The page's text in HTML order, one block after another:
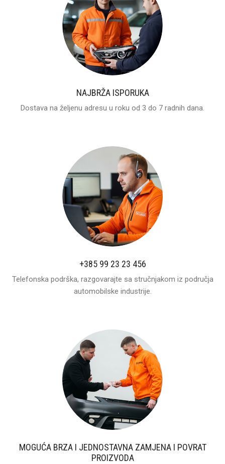
NAJBRŽA ISPORUKA
Dostava na željenu adresu u roku od 3 do 7 radnih dana.
+385 99 23 23 456
Telefonska podrška, razgovarajte sa stručnjakom iz područja
automobilske industrije.
MOGUĆA BRZA I JEDNOSTAVNA ZAMJENA I POVRAT
PROIZVODA